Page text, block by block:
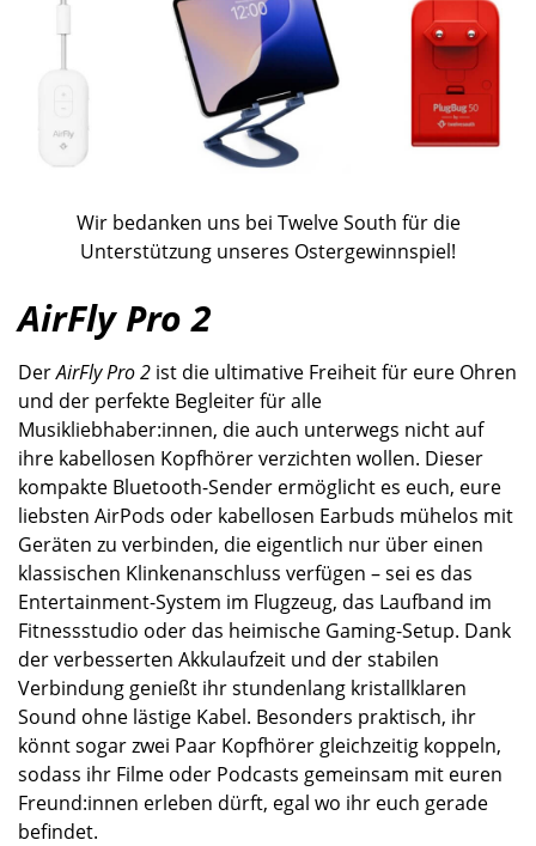
Wir bedanken uns bei Twelve South für die
Unterstützung unseres Ostergewinnspiel!
AirFly Pro 2
DerAirFly Pro 2 ist die ultimative Freiheit für eure Ohren
und der perfekte Begleiter für alle
Musikliebhaber:innen, die auch unterwegs nicht auf
ihre kabellosen Kopfhörer verzichten wollen. Dieser
kompakte Bluetooth-Sender ermöglicht es euch, eure
liebsten AirPods oder kabellosen Earbuds mühelos mit
Geräten zu verbinden, die eigentlich nur über einen
klassischen Klinkenanschluss verfügen – sei es das
Entertainment-System im Flugzeug, das Laufband im
Fitnessstudio oder das heimische Gaming-Setup. Dank
der verbesserten Akkulaufzeit und der stabilen
Verbindung genießt ihr stundenlang kristallklaren
Sound ohne lästige Kabel. Besonders praktisch, ihr
könnt sogar zwei Paar Kopfhörer gleichzeitig koppeln,
sodass ihr Filme oder Podcasts gemeinsam mit euren
Freund:innen erleben dürft, egal wo ihr euch gerade
befindet.